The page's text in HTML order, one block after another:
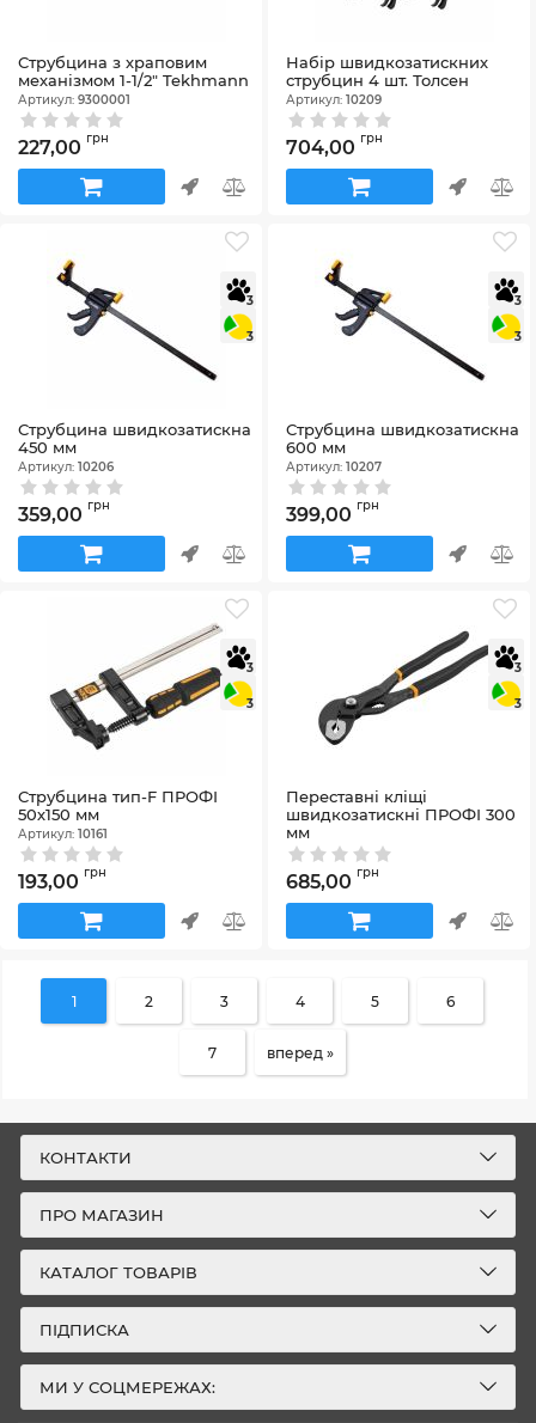
Струбцина з храповим
механізмом 1-1/2" Tekhmann
Артикул: 9300001
227,00 грн
Набір швидкозатискних
струбцин 4 шт. Толсен
Артикул: 10209
704,00 грн
3
3
Струбцина швидкозатискна
450 мм
Артикул: 10206
359,00 грн
3
3
Струбцина швидкозатискна
600 мм
Артикул: 10207
399,00 грн
3
3
Струбцина тип-F ПРОФІ
50х150 мм
Артикул: 10161
193,00 грн
3
3
Переставні кліщі
швидкозатискні ПРОФІ 300
мм
Артикул:10330
685,00 грн
1 2 3 4 5 6
7 вперед »
КОНТАКТИ
ПРО МАГАЗИН
КАТАЛОГ ТОВАРІВ
ПІДПИСКА
МИ У СОЦМЕРЕЖАХ: